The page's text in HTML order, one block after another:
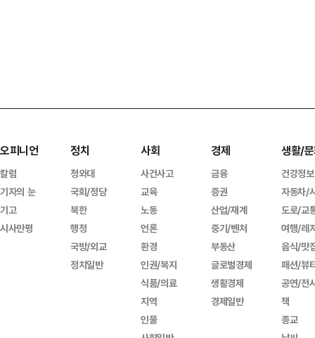
오피니언
칼럼
기자의 눈
기고
시사만평
정치
청와대
국회/정당
북한
행정
국방/외교
정치일반
사회
사건사고
교육
노동
언론
환경
인권/복지
식품/의료
지역
인물
경제
금융
증권
산업/재계
중기/벤처
부동산
글로벌경제
생활경제
경제일반
생활/
건강정보
자동차/
도로/교
여행/레
음식/맛
패션/뷰
공연/전
책
종교